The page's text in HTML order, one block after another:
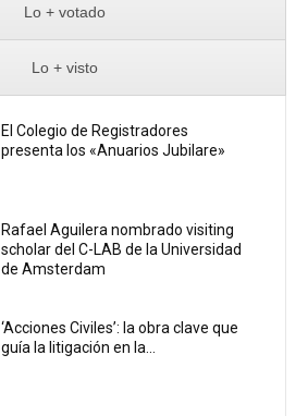
Lo + votado
Lo + visto
El Colegio de Registradores
presenta los «Anuarios Jubilare»
Rafael Aguilera nombrado visiting
scholar del C-LAB de la Universidad
de Amsterdam
‘Acciones Civiles’: la obra clave que
guía la litigación en la...